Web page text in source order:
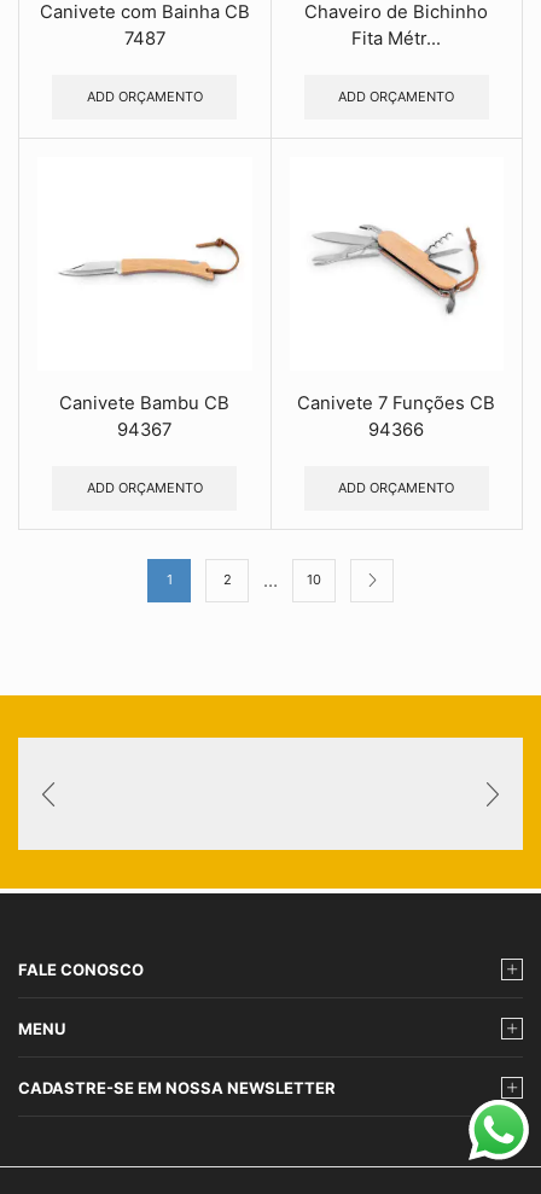
Canivete com Bainha CB
7487
ADD ORÇAMENTO
Chaveiro de Bichinho
Fita Métr...
ADD ORÇAMENTO
Canivete Bambu CB
94367
ADD ORÇAMENTO
Canivete 7 Funções CB
94366
ADD ORÇAMENTO
1 2 … 10
FALE CONOSCO
MENU
CADASTRE-SE EM NOSSA NEWSLETTER